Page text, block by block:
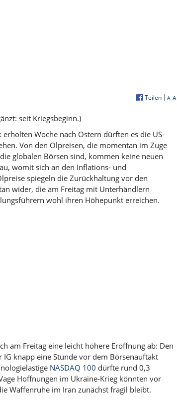
A
A
Teilen
seit Kriegsbeginn.)
erholten Woche nach Ostern dürften es die US-
Von den Ölpreisen, die momentan im Zuge
globalen Börsen sind, kommen keine neuen
womit sich an den Inflations- und
spiegeln die Zurückhaltung vor den
wider, die am Freitag mit Unterhändlern
wohl ihren Höhepunkt erreichen.
am Freitag eine leicht höhere Eröffnung ab: Den
IG knapp eine Stunde vor dem Börsenauftakt
NASDAQ 100 dürfte rund 0,3
Hoffnungen im Ukraine-Krieg könnten vor
Waffenruhe im Iran zunächst fragil bleibt.